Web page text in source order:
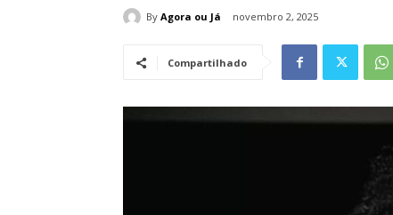
By Agora ou Já novembro 2, 2025
Compartilhado